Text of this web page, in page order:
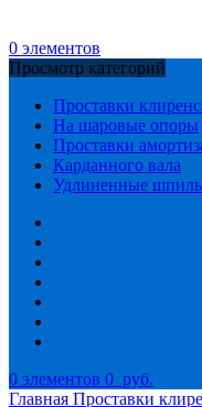
0 элементов
Просмотр категорий
Проставки
На шаровые опоры
Проставки
Карданного вала
Удлиненные
0 элементов 0 руб.
Главная Проставки